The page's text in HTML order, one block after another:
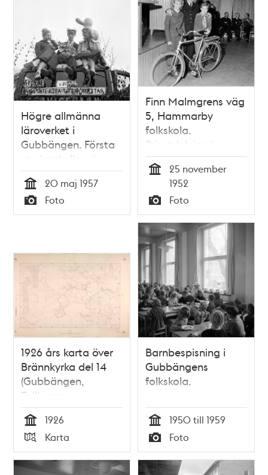
Högre allmänna
läroverket i
Gubbängen. Första
studentkullen, i
mitten på bilden
sitter Sven Båkman,
bredvid honom två
okända flickor
Tid
20 maj 1957
Typ
Foto
Finn Malmgrens väg
5, Hammarby
folkskola.
Prisutdelning i
Enskedes- och
Gubbängens
skoltrafiktävling.
Prisutdelare
överkonstapel K. E
Engström med
vinnarna Per Arna
Roos och Håkan
Ehrenblad
25 november
1952
Typ
Foto
1926 års karta över
Brännkyrka del 14
(Gubbängen,
Tallkrogen,
Herrängen och
Örby)
Tid
1926
Typ
Karta
Barnbespisning i
Gubbängens
folkskola.
Tid
1950 till 1959
Typ
Foto